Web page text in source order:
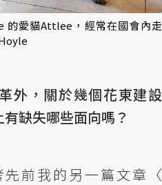
的愛貓Attlee，經常在國會內走
外，關於幾個花東建設
缺失哪些面向嗎？
前我的另一篇文章〈